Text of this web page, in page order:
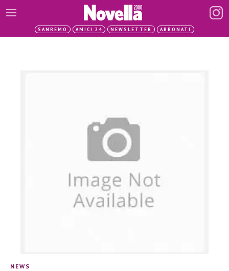
SANREMO AMICI 24 NEWSLETTER ABBONATI
NEWS